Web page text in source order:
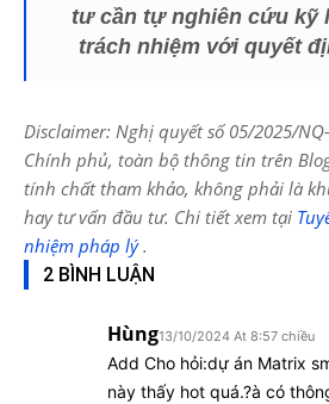
tư cần tự nghiên cứu kỹ
trách nhiệm với quyết
Disclaimer: Nghị quyết số 05/2025/
Chính phủ, toàn bộ thông tin trên
tính chất tham khảo, không phải là
hay tư vấn đầu tư. Chi tiết xem tại
nhiệm pháp lý.
2 BÌNH LUẬN
Hùng13/10/2024 At 8:57 chiều
Add Cho hỏi:dự án Matrix
này thấy hot quá.?à có